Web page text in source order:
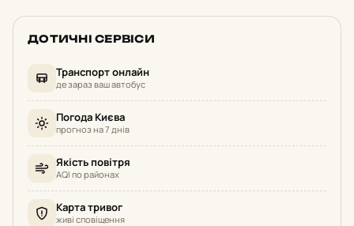
ДОТИЧНІ СЕРВІСИ
Транспорт онлайн
де зараз ваш автобус
Погода Києва
прогноз на 7 днів
Якість повітря
AQI по районах
Карта тривог
живі сповіщення